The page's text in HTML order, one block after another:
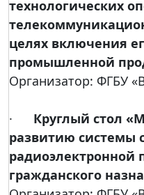
технологических
целях включения
промышленной
Организатор: ФГБУ
· Круглый стол
развитию системы
радиоэлектронной
гражданского